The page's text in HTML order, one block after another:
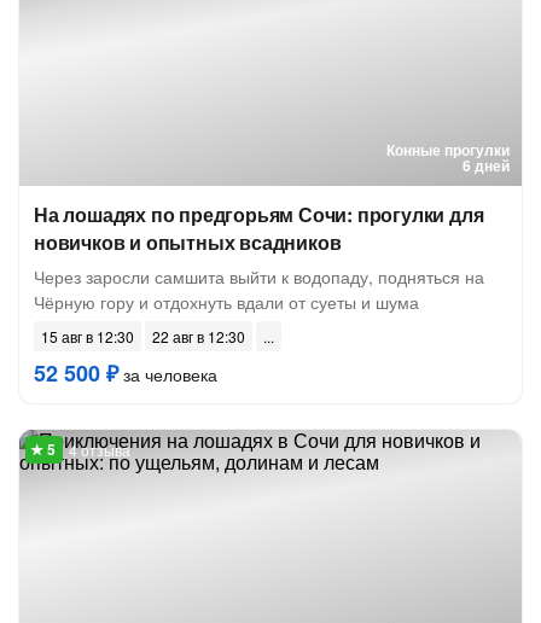
Конные прогулки
6 дней
На лошадях по предгорьям Сочи: прогулки для
новичков и опытных всадников
Через заросли самшита выйти к водопаду, подняться на
Чёрную гору и отдохнуть вдали от суеты и шума
15 авг в 12:30 22 авг в 12:30
52 500 ₽за человека
4 отзыва